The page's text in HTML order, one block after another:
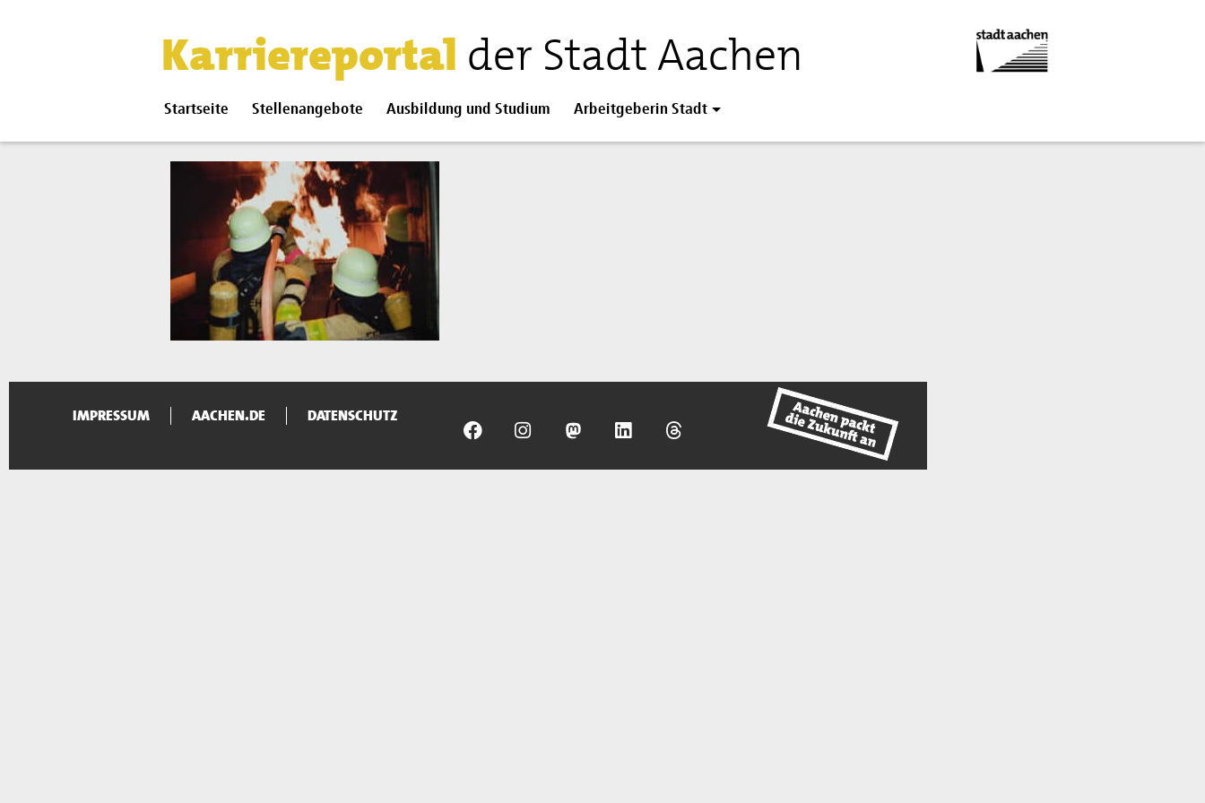
Karriereportal der Stadt Aachen
Startseite Stellenangebote Ausbildung und Studium Arbeitgeberin Stadt
IMPRESSUM AACHEN.DE DATENSCHUTZ